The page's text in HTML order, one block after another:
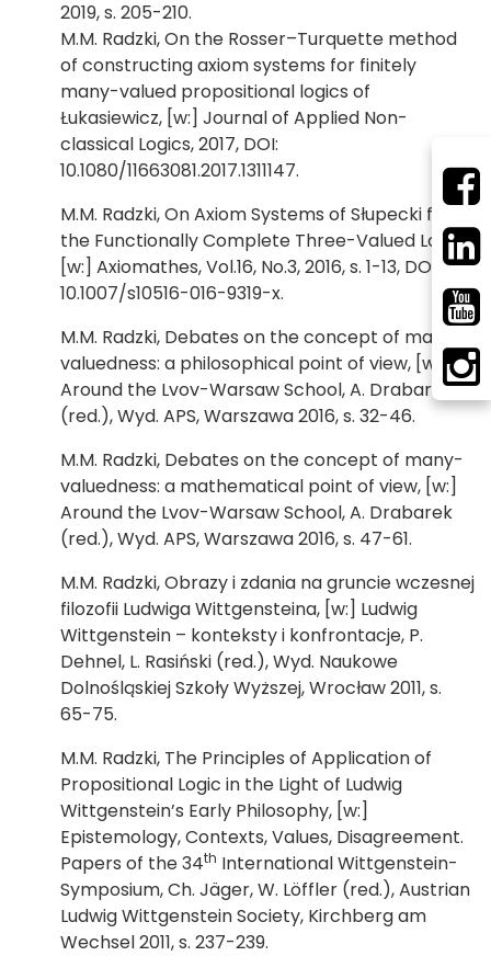
2019, s. 205-210.
M.M. Radzki, On the Rosser–Turquette method
of constructing axiom systems for finitely
many-valued propositional logics of
Łukasiewicz, [w:] Journal of Applied Non-
classical Logics, 2017, DOI:
10.1080/11663081.2017.1311147.
M.M. Radzki, On Axiom Systems of Słupecki for
the Functionally Complete Three-Valued Logic,
[w:] Axiomathes, Vol.16, No.3, 2016, s. 1-13, DOI:
10.1007/s10516-016-9319-x.
M.M. Radzki, Debates on the concept of many-
valuedness: a philosophical point of view, [w:]
Around the Lvov-Warsaw School, A. Drabarek
(red.), Wyd. APS, Warszawa 2016, s. 32-46.
M.M. Radzki, Debates on the concept of many-
valuedness: a mathematical point of view, [w:]
Around the Lvov-Warsaw School, A. Drabarek
(red.), Wyd. APS, Warszawa 2016, s. 47-61.
M.M. Radzki, Obrazy i zdania na gruncie wczesnej
filozofii Ludwiga Wittgensteina, [w:] Ludwig
Wittgenstein – konteksty i konfrontacje, P.
Dehnel, L. Rasiński (red.), Wyd. Naukowe
Dolnośląskiej Szkoły Wyższej, Wrocław 2011, s.
65-75.
M.M. Radzki, The Principles of Application of
Propositional Logic in the Light of Ludwig
Wittgenstein’s Early Philosophy, [w:]
Epistemology, Contexts, Values, Disagreement.
Papers of the 34th International Wittgenstein-
Symposium, Ch. Jäger, W. Löffler (red.), Austrian
Ludwig Wittgenstein Society, Kirchberg am
Wechsel 2011, s. 237-239.